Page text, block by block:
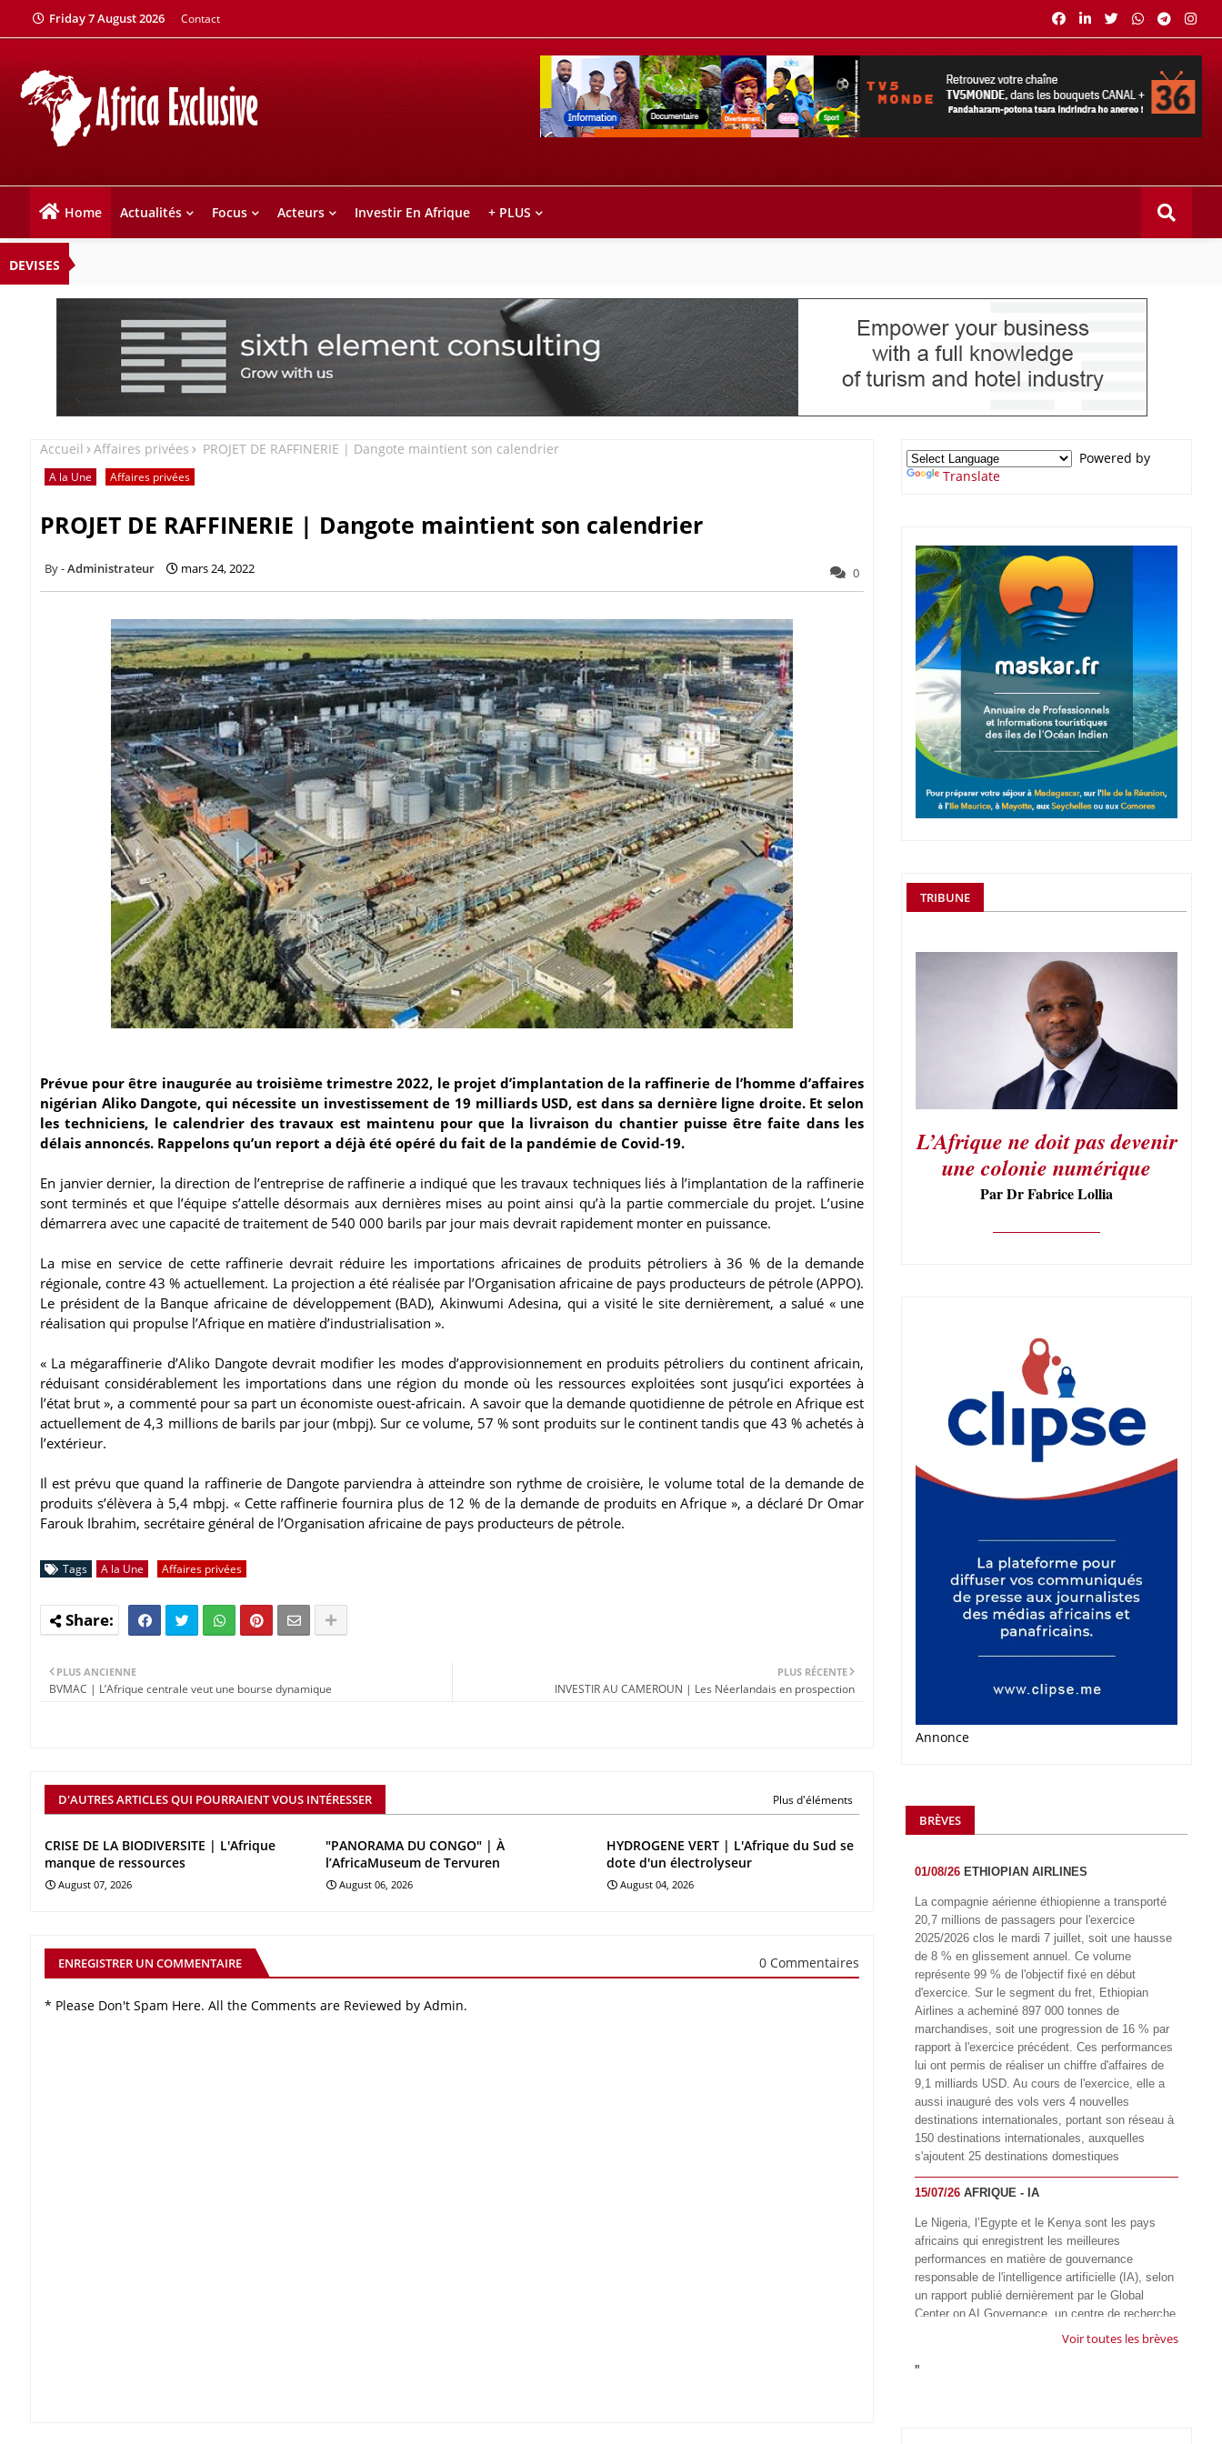
Friday 7 August 2026 Contact
Home Actualités Focus Acteurs Investir En Afrique + PLUS
DEVISES
Accueil Affaires privées PROJET DE RAFFINERIE | Dangote maintient son calendrier
A la Une Affaires privées
PROJET DE RAFFINERIE | Dangote maintient son calendrier
Administrateur mars 24, 2022 0
Prévue pour être inaugurée au troisième trimestre 2022, le projet d’implantation de la raffinerie de l’homme d’affaires
nigérian Aliko Dangote, qui nécessite un investissement de 19 milliards USD, est dans sa dernière ligne droite. Et selon
les techniciens, le calendrier des travaux est maintenu pour que la livraison du chantier puisse être faite dans les
délais annoncés. Rappelons qu’un report a déjà été opéré du fait de la pandémie de Covid-19.
En janvier dernier, la direction de l’entreprise de raffinerie a indiqué que les travaux techniques liés à l’implantation de la raffinerie
sont terminés et que l’équipe s’attelle désormais aux dernières mises au point ainsi qu’à la partie commerciale du projet. L’usine
démarrera avec une capacité de traitement de 540 000 barils par jour mais devrait rapidement monter en puissance.
La mise en service de cette raffinerie devrait réduire les importations africaines de produits pétroliers à 36 % de la demande
régionale, contre 43 % actuellement. La projection a été réalisée par l’Organisation africaine de pays producteurs de pétrole (APPO).
Le président de la Banque africaine de développement (BAD), Akinwumi Adesina, qui a visité le site dernièrement, a salué « une
réalisation qui propulse l’Afrique en matière d’industrialisation ».
« La mégaraffinerie d’Aliko Dangote devrait modifier les modes d’approvisionnement en produits pétroliers du continent africain,
réduisant considérablement les importations dans une région du monde où les ressources exploitées sont jusqu’ici exportées à
l’état brut », a commenté pour sa part un économiste ouest-africain. A savoir que la demande quotidienne de pétrole en Afrique est
actuellement de 4,3 millions de barils par jour (mbpj). Sur ce volume, 57 % sont produits sur le continent tandis que 43 % achetés à
l’extérieur.
Il est prévu que quand la raffinerie de Dangote parviendra à atteindre son rythme de croisière, le volume total de la demande de
produits s’élèvera à 5,4 mbpj. « Cette raffinerie fournira plus de 12 % de la demande de produits en Afrique », a déclaré Dr Omar
Farouk Ibrahim, secrétaire général de l’Organisation africaine de pays producteurs de pétrole.
Tags A la Une Affaires privées
PLUS RÉCENTE
INVESTIR AU CAMEROUN | Les Néerlandais en prospection
PLUS ANCIENNE
BVMAC | L’Afrique centrale veut une bourse dynamique
D'AUTRES ARTICLES QUI POURRAIENT VOUS INTÉRESSER Plus d'éléments
CRISE DE LA BIODIVERSITE | L'Afrique
manque de ressources
August 07, 2026
"PANORAMA DU CONGO" | À
l’AfricaMuseum de Tervuren
August 06, 2026
HYDROGENE VERT | L'Afrique du Sud se
dote d'un électrolyseur
August 04, 2026
ENREGISTRER UN COMMENTAIRE 0 Commentaires
* Please Don't Spam Here. All the Comments are Reviewed by Admin.
Powered by
Translate
TRIBUNE
L’Afrique ne doit pas devenir
une colonie numérique
Par Dr Fabrice Lollia
Annonce
BRÈVES
01/08/26 ETHIOPIAN AIRLINES
La compagnie aérienne éthiopienne a transporté
20,7 millions de passagers pour l'exercice
2025/2026 clos le mardi 7 juillet, soit une hausse
de 8 % en glissement annuel. Ce volume
représente 99 % de l'objectif fixé en début
d'exercice. Sur le segment du fret, Ethiopian
Airlines a acheminé 897 000 tonnes de
marchandises, soit une progression de 16 % par
rapport à l'exercice précédent. Ces performances
lui ont permis de réaliser un chiffre d'affaires de
9,1 milliards USD. Au cours de l'exercice, elle a
aussi inauguré des vols vers 4 nouvelles
destinations internationales, portant son réseau à
150 destinations internationales, auxquelles
s'ajoutent 25 destinations domestiques
15/07/26 AFRIQUE - IA
Le Nigeria, l’Egypte et le Kenya sont les pays
africains qui enregistrent les meilleures
performances en matière de gouvernance
responsable de l'intelligence artificielle (IA), selon
un rapport publié dernièrement par le Global
Center on AI Governance, un centre de recherche
basé en Afrique du Sud, qui œuvre à promouvoir
à l'échelle mondiale. Alors que l’IA transforme
Voir toutes les brèves
"